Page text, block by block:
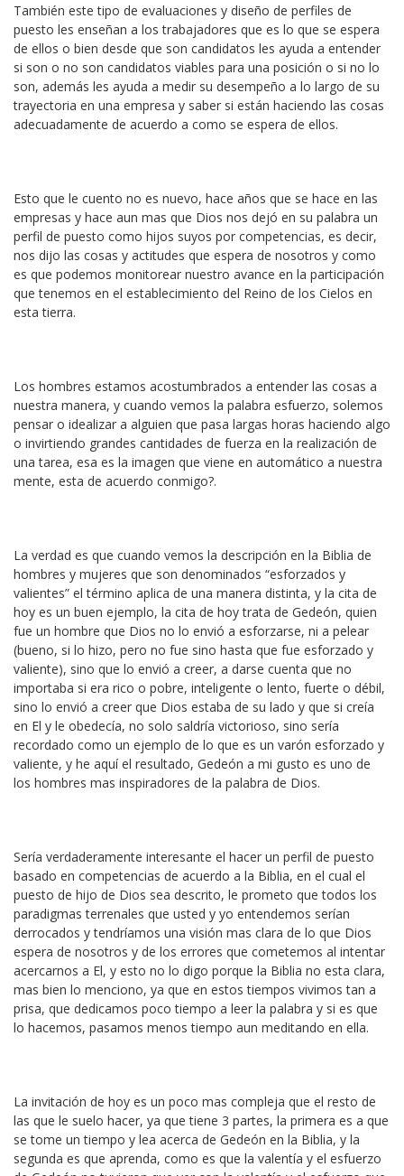
También este tipo de evaluaciones y diseño de perfiles de
puesto les enseñan a los trabajadores que es lo que se espera
de ellos o bien desde que son candidatos les ayuda a entender
si son o no son candidatos viables para una posición o si no lo
son, además les ayuda a medir su desempeño a lo largo de su
trayectoria en una empresa y saber si están haciendo las cosas
adecuadamente de acuerdo a como se espera de ellos.
Esto que le cuento no es nuevo, hace años que se hace en las
empresas y hace aun mas que Dios nos dejó en su palabra un
perfil de puesto como hijos suyos por competencias, es decir,
nos dijo las cosas y actitudes que espera de nosotros y como
es que podemos monitorear nuestro avance en la participación
que tenemos en el establecimiento del Reino de los Cielos en
esta tierra.
Los hombres estamos acostumbrados a entender las cosas a
nuestra manera, y cuando vemos la palabra esfuerzo, solemos
pensar o idealizar a alguien que pasa largas horas haciendo algo
o invirtiendo grandes cantidades de fuerza en la realización de
una tarea, esa es la imagen que viene en automático a nuestra
mente, esta de acuerdo conmigo?.
La verdad es que cuando vemos la descripción en la Biblia de
hombres y mujeres que son denominados “esforzados y
valientes” el término aplica de una manera distinta, y la cita de
hoy es un buen ejemplo, la cita de hoy trata de Gedeón, quien
fue un hombre que Dios no lo envió a esforzarse, ni a pelear
(bueno, si lo hizo, pero no fue sino hasta que fue esforzado y
valiente), sino que lo envió a creer, a darse cuenta que no
importaba si era rico o pobre, inteligente o lento, fuerte o débil,
sino lo envió a creer que Dios estaba de su lado y que si creía
en El y le obedecía, no solo saldría victorioso, sino sería
recordado como un ejemplo de lo que es un varón esforzado y
valiente, y he aquí el resultado, Gedeón a mi gusto es uno de
los hombres mas inspiradores de la palabra de Dios.
Sería verdaderamente interesante el hacer un perfil de puesto
basado en competencias de acuerdo a la Biblia, en el cual el
puesto de hijo de Dios sea descrito, le prometo que todos los
paradigmas terrenales que usted y yo entendemos serían
derrocados y tendríamos una visión mas clara de lo que Dios
espera de nosotros y de los errores que cometemos al intentar
acercarnos a El, y esto no lo digo porque la Biblia no esta clara,
mas bien lo menciono, ya que en estos tiempos vivimos tan a
prisa, que dedicamos poco tiempo a leer la palabra y si es que
lo hacemos, pasamos menos tiempo aun meditando en ella.
La invitación de hoy es un poco mas compleja que el resto de
las que le suelo hacer, ya que tiene 3 partes, la primera es a que
se tome un tiempo y lea acerca de Gedeón en la Biblia, y la
segunda es que aprenda, como es que la valentía y el esfuerzo